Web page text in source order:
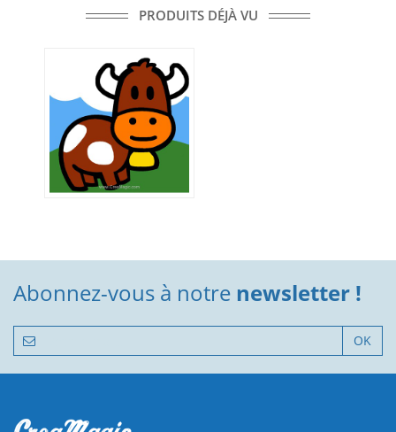
PRODUITS DÉJÀ VU
Abonnez-vous à notre newsletter !
OK